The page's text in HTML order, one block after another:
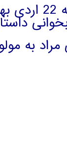
این
مراد به